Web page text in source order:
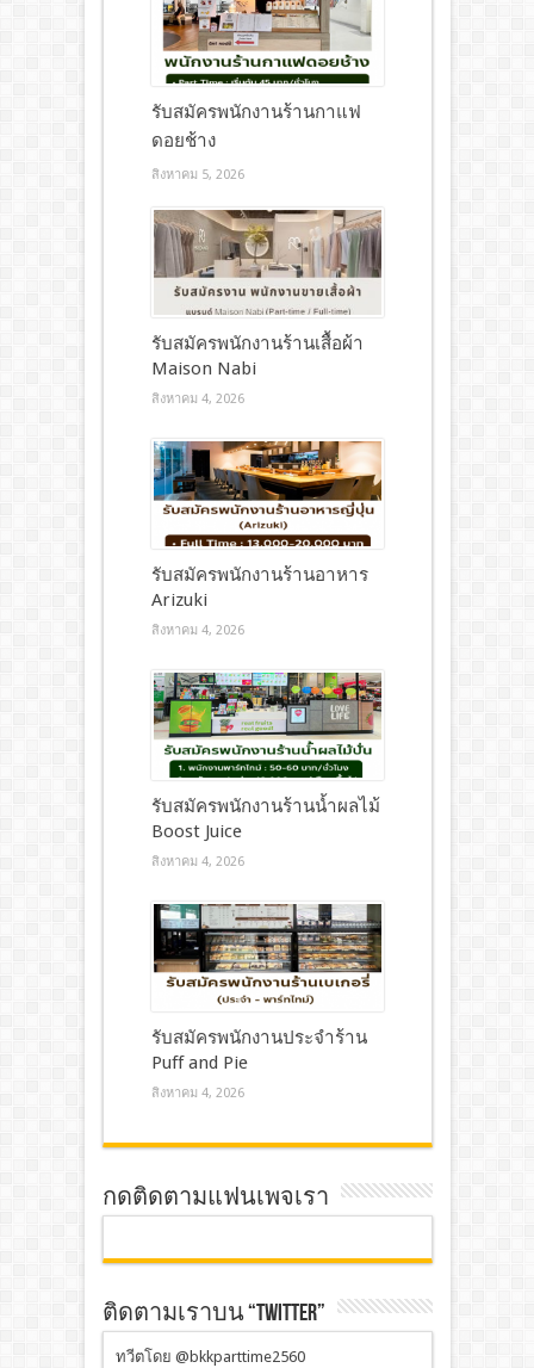
รับสมัครพนักงานร้านกาแฟ
ดอยช้าง
สิงหาคม 5, 2026
รับสมัครพนักงานร้านเสื้อผ้า
Maison Nabi
สิงหาคม 4, 2026
รับสมัครพนักงานร้านอาหาร
Arizuki
สิงหาคม 4, 2026
รับสมัครพนักงานร้านน้ำผลไม้
Boost Juice
สิงหาคม 4, 2026
รับสมัครพนักงานประจำร้าน
Puff and Pie
สิงหาคม 4, 2026
กดติดตามแฟนเพจเรา
ติดตามเราบน “TWITTER”
ทวีตโดย @bkkparttime2560